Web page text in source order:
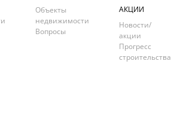
Объекты
недвижимости
Вопросы
АКЦИИ
Новости/
акции
Прогресс
строительства